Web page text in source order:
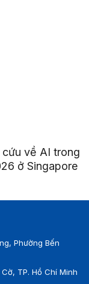
cứu về AI trong
ở Singapore
Phường Bến
TP. Hồ Chí Minh